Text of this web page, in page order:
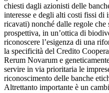
chiesti dagli azionisti delle
interesse e degli alti costi fissi di
ricavati) nonché dalle regole
prospettiva, in un’ottica di
riconoscere l’esigenza di una
la specificità del Credito
Rerum Novarum e
servire in via prioritaria le
riconoscimento delle banche
Altrettanto importante è un